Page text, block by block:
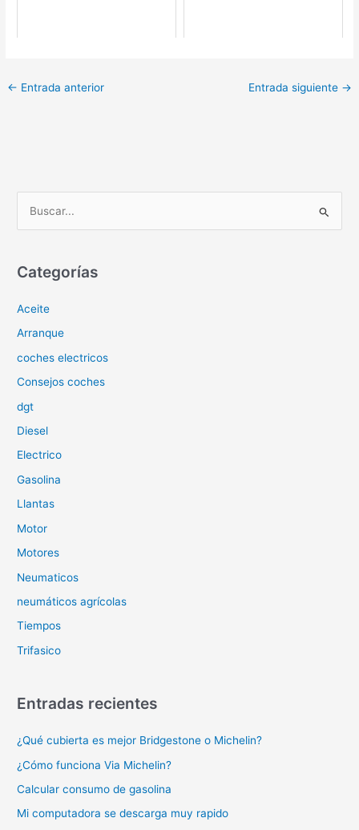
← Entrada anterior Entrada siguiente →
c
r
p
o
Categorías
Aceite
Arranque
coches electricos
Consejos coches
dgt
Diesel
Electrico
Gasolina
Llantas
Motor
Motores
Neumaticos
neumáticos agrícolas
Tiempos
Trifasico
Entradas recientes
¿Qué cubierta es mejor Bridgestone o Michelin?
¿Cómo funciona Via Michelin?
Calcular consumo de gasolina
Mi computadora se descarga muy rapido